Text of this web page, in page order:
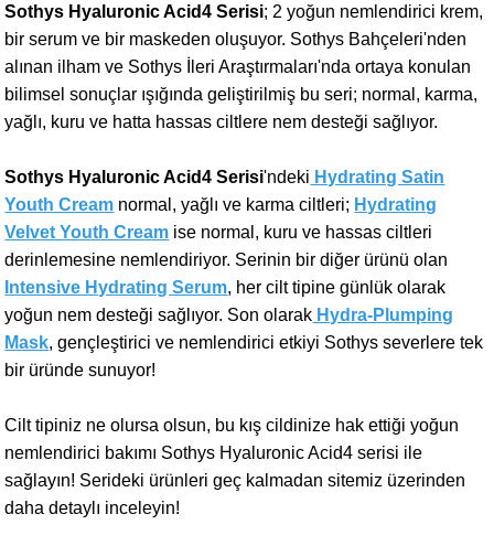
Sothys Hyaluronic Acid4 Serisi; 2 yoğun nemlendirici krem,
bir serum ve bir maskeden oluşuyor. Sothys Bahçeleri'nden
alınan ilham ve Sothys İleri Araştırmaları'nda ortaya konulan
bilimsel sonuçlar ışığında geliştirilmiş bu seri; normal, karma,
yağlı, kuru ve hatta hassas ciltlere nem desteği sağlıyor.
Sothys Hyaluronic Acid4 Serisi'ndeki Hydrating Satin
Youth Cream normal, yağlı ve karma ciltleri; Hydrating
Velvet Youth Cream ise normal, kuru ve hassas ciltleri
derinlemesine nemlendiriyor. Serinin bir diğer ürünü olan
Intensive Hydrating Serum, her cilt tipine günlük olarak
yoğun nem desteği sağlıyor. Son olarak Hydra-Plumping
Mask, gençleştirici ve nemlendirici etkiyi Sothys severlere tek
bir üründe sunuyor!
Cilt tipiniz ne olursa olsun, bu kış cildinize hak ettiği yoğun
nemlendirici bakımı Sothys Hyaluronic Acid4 serisi ile
sağlayın! Serideki ürünleri geç kalmadan sitemiz üzerinden
daha detaylı inceleyin!